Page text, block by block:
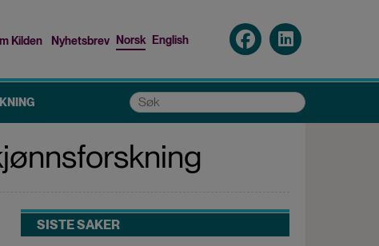
Kilden Nyhetsbrev Norsk English
Søk
SISTE SAKER